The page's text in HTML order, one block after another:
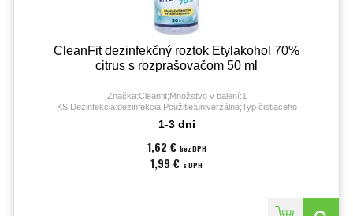
CleanFit dezinfekčný roztok Etylakohol 70%
citrus s rozprašovačom 50 ml
Značka:Cleanfit;Množstvo v balení:1
KS;Dezinfekcia:dezinfekcia;Použitie:univerzálne;Typ čistiaceho
1-3 dni
1,62 € bez DPH
1,99 € s DPH